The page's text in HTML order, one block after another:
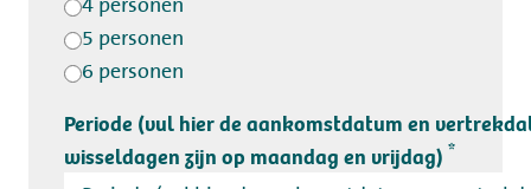
4 personen
5 personen
6 personen
Periode (vul hier de aankomstdatum en
wisseldagen zijn op maandag en vrijdag) *